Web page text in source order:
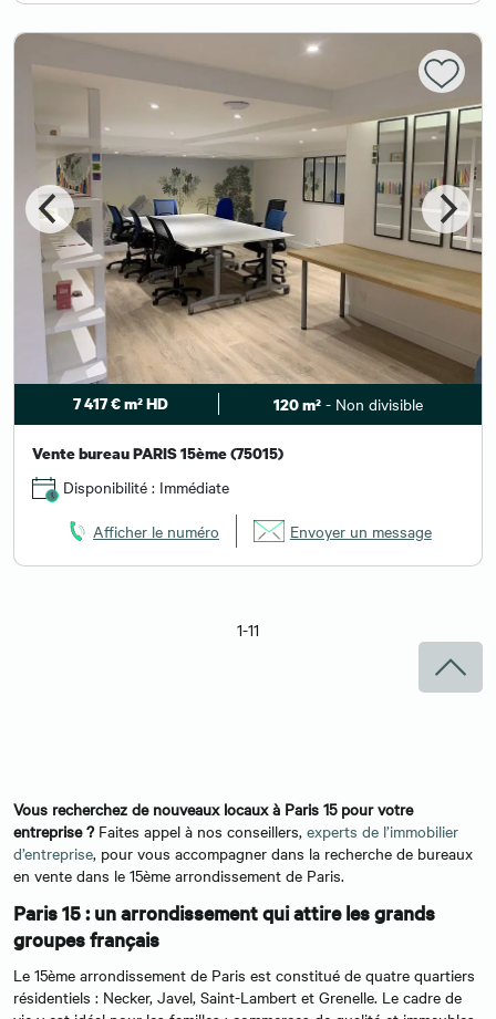
7 417 € m² HD 120 m² - Non divisible
Vente bureau PARIS 15ème (75015)
Disponibilité : Immédiate
Afficher le numéro Envoyer un message
1-11
Vous recherchez de nouveaux locaux à Paris 15 pour votre
entreprise ? Faites appel à nos conseillers, experts de l’immobilier
d’entreprise, pour vous accompagner dans la recherche de bureaux
en vente dans le 15ème arrondissement de Paris.
Paris 15 : un arrondissement qui attire les grands
groupes français
Le 15ème arrondissement de Paris est constitué de quatre quartiers
résidentiels : Necker, Javel, Saint-Lambert et Grenelle. Le cadre de